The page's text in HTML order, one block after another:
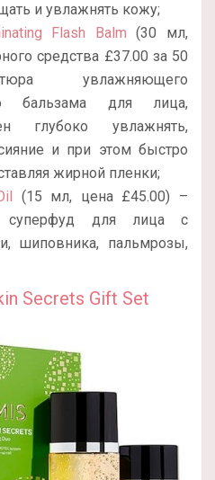
и увлажнять кожу;
Flash Balm (30 мл,
средства £37.00 за 50
увлажняющего
бальзама для лица,
глубоко увлажнять,
и при этом быстро
жирной пленки;
(15 мл, цена £45.00) –
суперфуд для лица с
шиповника, пальмрозы,
Secrets Gift Set